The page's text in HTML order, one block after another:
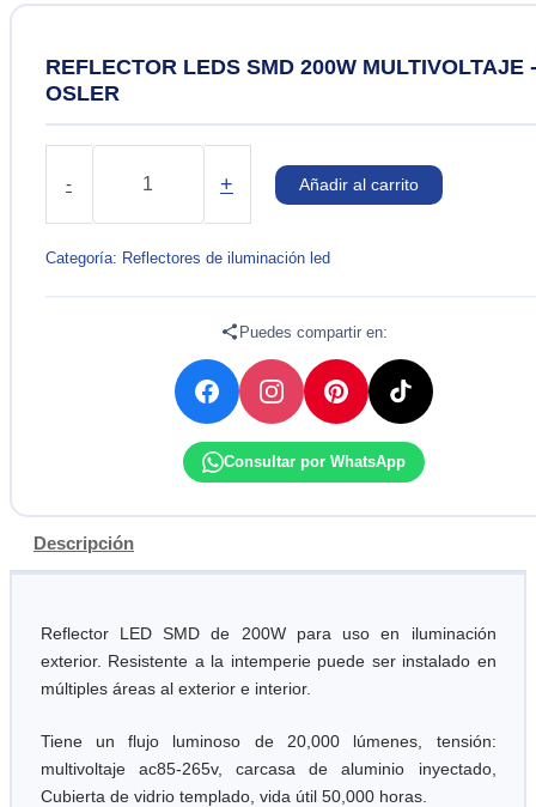
REFLECTOR LEDS SMD 200W MULTIVOLTAJE -
OSLER
-
200W
MULTIVOLTAJE
+ Añadir al carrito
Categoría: Reflectores de iluminación led
Puedes compartir en:
Consultar por WhatsApp
Descripción
Reflector LED SMD de 200W para uso en iluminación
exterior. Resistente a la intemperie puede ser instalado en
múltiples áreas al exterior e interior.
Tiene un flujo luminoso de 20,000 lúmenes, tensión:
multivoltaje ac85-265v, carcasa de aluminio inyectado,
Cubierta de vidrio templado, vida útil 50,000 horas.